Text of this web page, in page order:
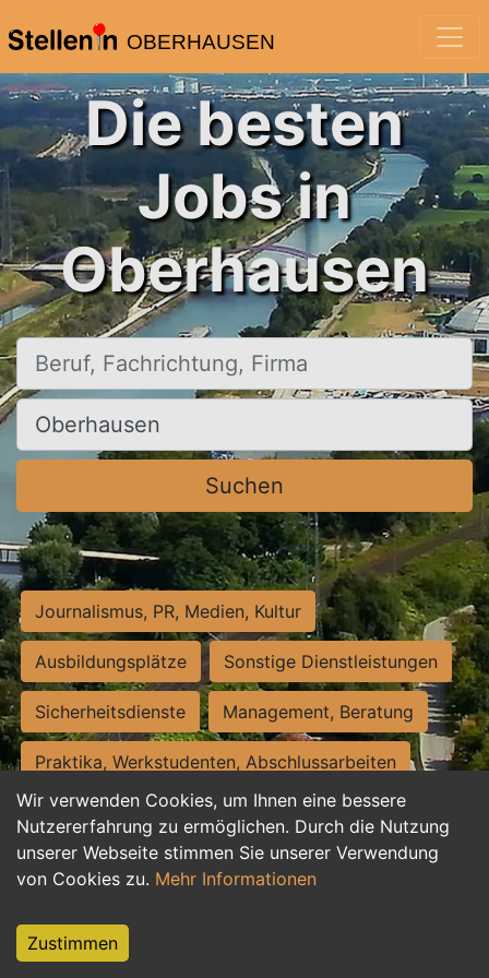
OBERHAUSEN
Wir verwenden Cookies, um Ihnen eine bessere
Nutzererfahrung zu ermöglichen. Durch die Nutzung
unserer Webseite stimmen Sie unserer Verwendung
von Cookies zu. Mehr Informationen
Zustimmen
Die besten
Jobs in
Oberhausen
Beruf, Fachrichtung, Firma
Ort, Stadt
Suchen
Journalismus, PR, Medien, Kultur
Ausbildungsplätze Sonstige Dienstleistungen
Sicherheitsdienste Management, Beratung
Praktika, Werkstudenten, Abschlussarbeiten
Personalwesen Assistenz, Sekretariat
Hilfskräfte, Aushilfs- und Nebenjobs
Weiterbildung, Studium, duale Ausbildung